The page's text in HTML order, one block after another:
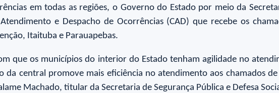
em todas as regiões, o Governo do Estado por meio da
e Despacho de Ocorrências (CAD) que recebe os
Itaituba e Parauapebas.
que os municípios do interior do Estado tenham agilidade no
da central promove mais eficiência no atendimento aos chamados
Machado, titular da Secretaria de Segurança Pública e Defesa